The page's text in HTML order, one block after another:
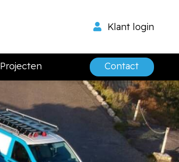
Klant login
Projecten Contact